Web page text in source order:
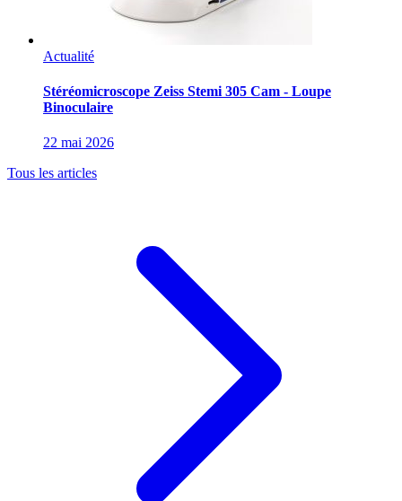
Actualité
Stéréomicroscope Zeiss Stemi 305 Cam - Loupe
Binoculaire
22 mai 2026
Tous les articles